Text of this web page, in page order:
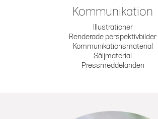
Kommunikation
Illustrationer
Renderade perspektivbilder
Kommunikationsmaterial
Säljmaterial
Pressmeddelanden